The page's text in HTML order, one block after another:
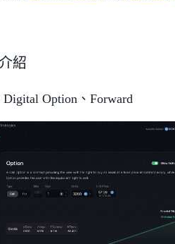
紹
Option、Forward